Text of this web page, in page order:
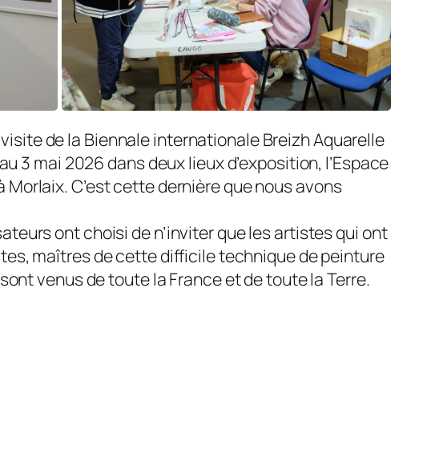
de la Biennale internationale Breizh Aquarelle
3 mai 2026 dans deux lieux d’expo­sition, l’Espace
C’est cette dernière que nous avons
ont choisi de n’inviter que les artistes qui ont
maîtres de cette difficile technique de peinture
venus de toute la France et de toute la Terre.